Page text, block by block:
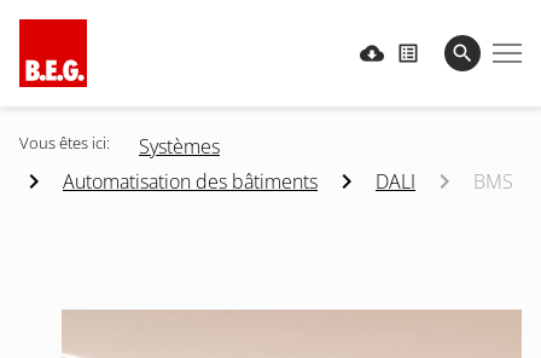
Vous êtes ici:
Systèmes
Automatisation des bâtiments
DALI BMS